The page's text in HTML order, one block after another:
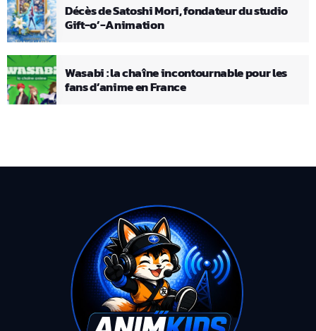
Décès de Satoshi Mori, fondateur du studio
Gift-o’-Animation
Wasabi : la chaîne incontournable pour les
fans d’anime en France